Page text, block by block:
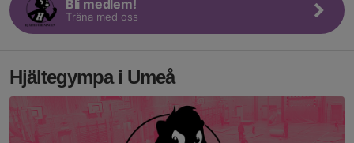
Bli medlem!
Träna med oss
Hjältegympa i Umeå